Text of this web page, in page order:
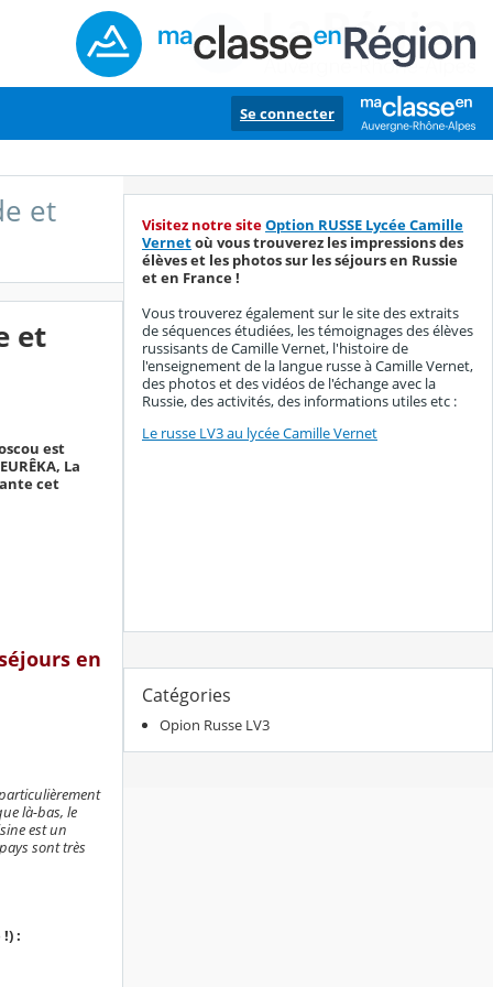
Se connecter
et
et
est
La
cet
en
là-bas, le
est un
sont très
:
Visitez notre siteOption RUSSE Lycée Camille
Vernetoù vous trouverez les impressions des
élèves et les photos sur les séjours en Russie
et en France !
Vous trouverez également sur le site des extraits
de séquences étudiées, les témoignages des élèves
russisants de Camille Vernet, l'histoire de
l'enseignement de la langue russe à Camille Vernet,
des photos et des vidéos de l'échange avec la
Russie, des activités, des informations utiles etc :
Le russe LV3 au lycée Camille Vernet
Catégories
Opion Russe LV3